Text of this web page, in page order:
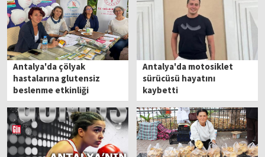
Antalya'da çölyak
hastalarına glutensiz
beslenme etkinliği
Antalya'da motosiklet
sürücüsü hayatını
kaybetti